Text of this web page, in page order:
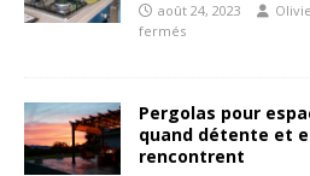
août 24, 2023
fermés
Pergolas pour
quand détente et
rencontrent